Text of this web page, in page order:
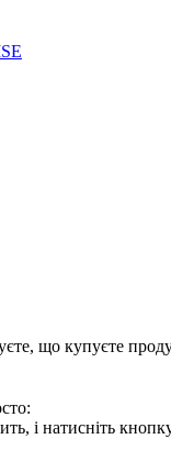
що купуєте
і натисніть